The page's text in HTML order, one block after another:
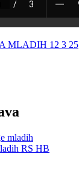
MLADIH 12 3 25
mladih
RS HB